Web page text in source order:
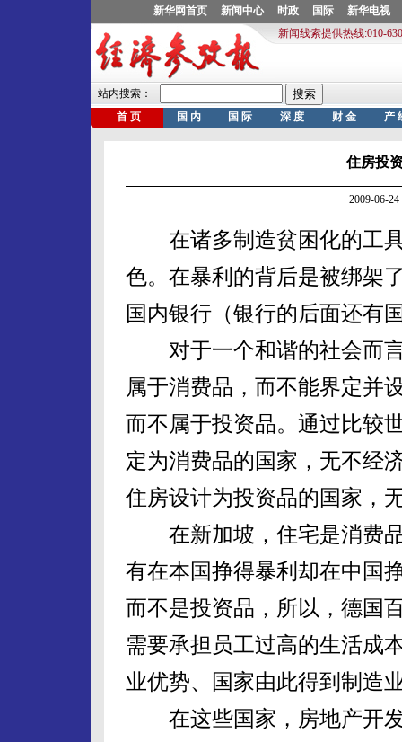
住房投
2009-06-
在诸多制造贫困化的工具
色。在暴利的背后是被绑架
国内银行（银行的后面还有
对于一个和谐的社会而言
属于消费品，而不能界定并
而不属于投资品。通过比较
定为消费品的国家，无不经
住房设计为投资品的国家，
在新加坡，住宅是消费品
有在本国挣得暴利却在中国
而不是投资品，所以，德国
需要承担员工过高的生活成
业优势、国家由此得到制造
在这些国家，房地产开发